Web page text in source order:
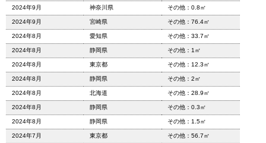
2024年9月 神奈川県 その他：0.8㎡
2024年9月 宮崎県 その他：76.4㎡
2024年8月 愛知県 その他：33.7㎡
2024年8月 静岡県 その他：1㎡
2024年8月 東京都 その他：12.3㎡
2024年8月 静岡県 その他：2㎡
2024年8月 北海道 その他：28.9㎡
2024年8月 静岡県 その他：0.3㎡
2024年8月 静岡県 その他：1.5㎡
2024年7月 東京都 その他：56.7㎡